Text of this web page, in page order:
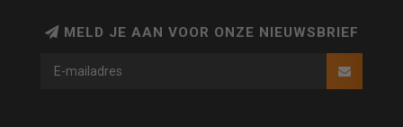
MELD JE AAN VOOR ONZE NIEUWSBRIEF